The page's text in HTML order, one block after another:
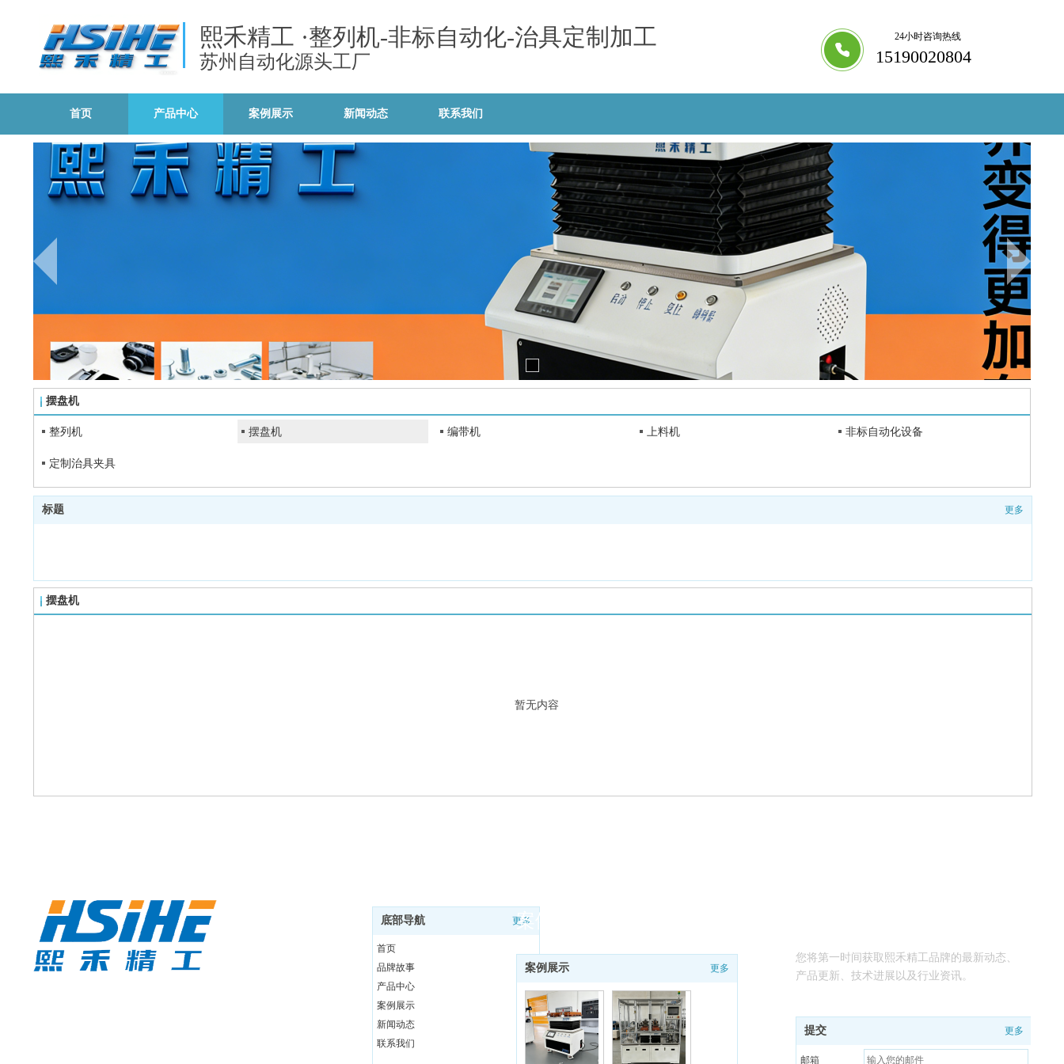
15190020804
24小时咨询热线
熙禾精工 ·整列机-非标自动化-治具定制加工
苏州自动化源头工厂
首页 产品中心 案例展示 新闻动态 联系我们
摆盘机
整列机 摆盘机 编带机 上料机 非标自动化设备
定制治具夹具
标题 更多
摆盘机
暂无内容
底部导航 更多
首页
品牌故事
产品中心
案例展示
新闻动态
联系我们
案例展示 更多
提交 更多
邮箱
案例展示
您将第一时间获取熙禾精工品牌的最新动态、
产品更新、技术进展以及行业资讯。